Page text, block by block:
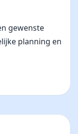
gewenste
planning en